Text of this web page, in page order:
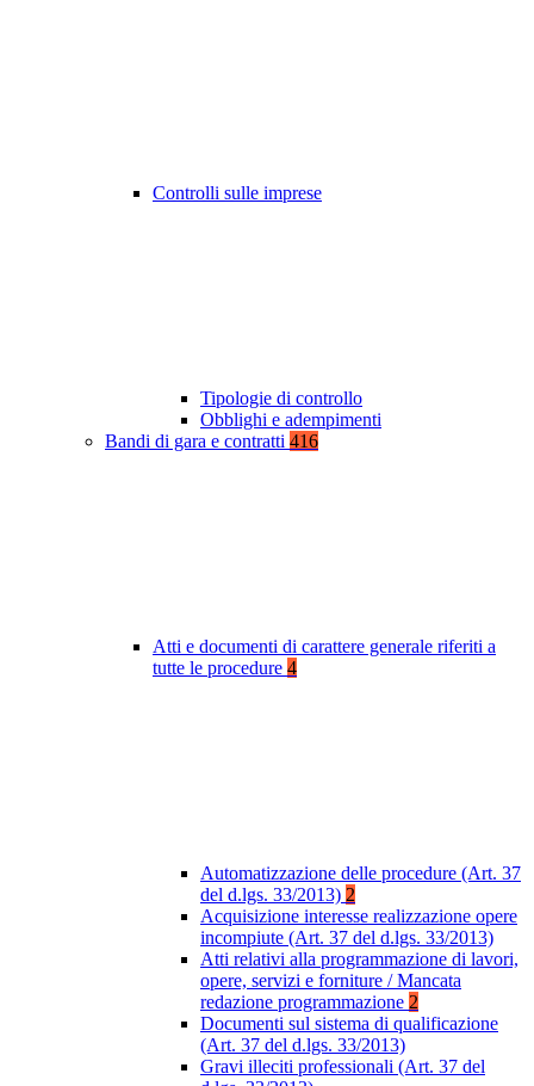
Controlli sulle imprese
Tipologie di controllo
Obblighi e adempimenti
Bandi di gara e contratti 416
Atti e documenti di carattere generale riferiti a
tutte le procedure 4
Automatizzazione delle procedure (Art. 37
del d.lgs. 33/2013) 2
Acquisizione interesse realizzazione opere
incompiute (Art. 37 del d.lgs. 33/2013)
Atti relativi alla programmazione di lavori,
opere, servizi e forniture / Mancata
redazione programmazione 2
Documenti sul sistema di qualificazione
(Art. 37 del d.lgs. 33/2013)
Gravi illeciti professionali (Art. 37 del